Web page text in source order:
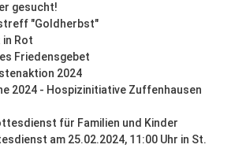
gesucht!
"Goldherbst"
in Rot
Friedensgebet
2024
2024 - Hospizinitiative Zuffenhausen
für Familien und Kinder
am 25.02.2024, 11:00 Uhr in St.